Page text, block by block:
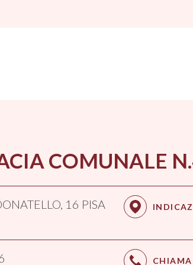
COMUNALE
16 PISA
CHIAMA